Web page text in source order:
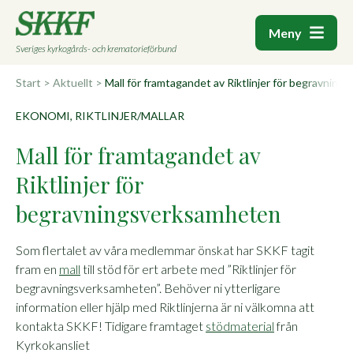
Sveriges kyrkogårds- och krematorieförbund
Meny
Start > Aktuellt > Mall för framtagandet av Riktlinjer för
EKONOMI, RIKTLINJER/MALLAR
Mall för framtagandet av
Riktlinjer för
begravningsverksamheten
Som flertalet av våra medlemmar önskat har SKKF tagit
fram en mall till stöd för ert arbete med ”Riktlinjer för
begravningsverksamheten”. Behöver ni ytterligare
information eller hjälp med Riktlinjerna är ni välkomna att
kontakta SKKF! Tidigare framtaget stödmaterialfrån
Kyrkokansliet